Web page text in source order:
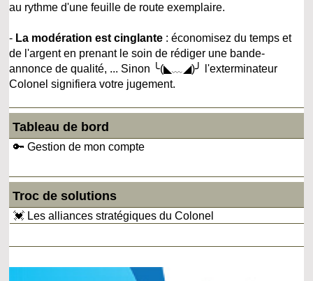
au rythme d'une feuille de route exemplaire.
- La modération est cinglante : économisez du temps et
de l'argent en prenant le soin de rédiger une bande-
annonce de qualité, ... Sinon ╰(◣﹏◢)╯ l'exterminateur
Colonel signifiera votre jugement.
Tableau de bord
🔑 Gestion de mon compte
Troc de solutions
💓 Les alliances stratégiques du Colonel